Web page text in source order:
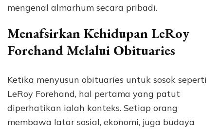
mengenal almarhum secara pribadi.
Menafsirkan Kehidupan LeRoy
Forehand Melalui Obituaries
Ketika menyusun obituaries untuk sosok seperti
LeRoy Forehand, hal pertama yang patut
diperhatikan ialah konteks. Setiap orang
membawa latar sosial, ekonomi, juga budaya